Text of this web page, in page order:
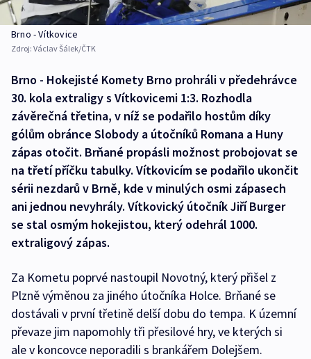
Brno - Vítkovice
Zdroj: Václav Šálek/ČTK
Brno - Hokejisté Komety Brno prohráli v předehrávce
30. kola extraligy s Vítkovicemi 1:3. Rozhodla
závěrečná třetina, v níž se podařilo hostům díky
gólům obránce Slobody a útočníků Romana a Huny
zápas otočit. Brňané propásli možnost probojovat se
na třetí příčku tabulky. Vítkovicím se podařilo ukončit
sérii nezdarů v Brně, kde v minulých osmi zápasech
ani jednou nevyhrály. Vítkovický útočník Jiří Burger
se stal osmým hokejistou, který odehrál 1000.
extraligový zápas.
Za Kometu poprvé nastoupil Novotný, který přišel z
Plzně výměnou za jiného útočníka Holce. Brňané se
dostávali v první třetině delší dobu do tempa. K územní
převaze jim napomohly tři přesilové hry, ve kterých si
ale v koncovce neporadili s brankářem Dolejšem.